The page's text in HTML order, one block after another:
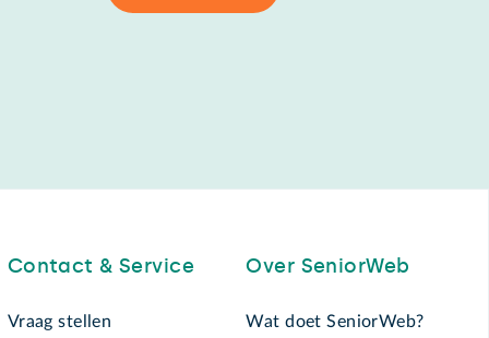
Contact & Service
Vraag stellen
Over SeniorWeb
Wat doet SeniorWeb?